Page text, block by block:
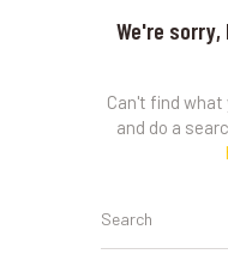
We're
Can't find what
and do a